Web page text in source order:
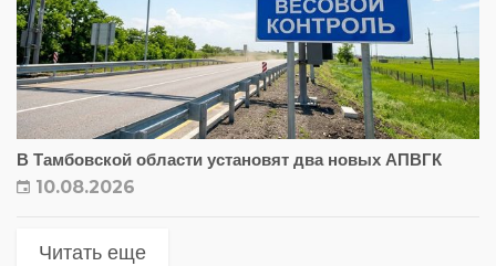
В Тамбовской области установят два новых АПВГК
10.08.2026
Читать еще